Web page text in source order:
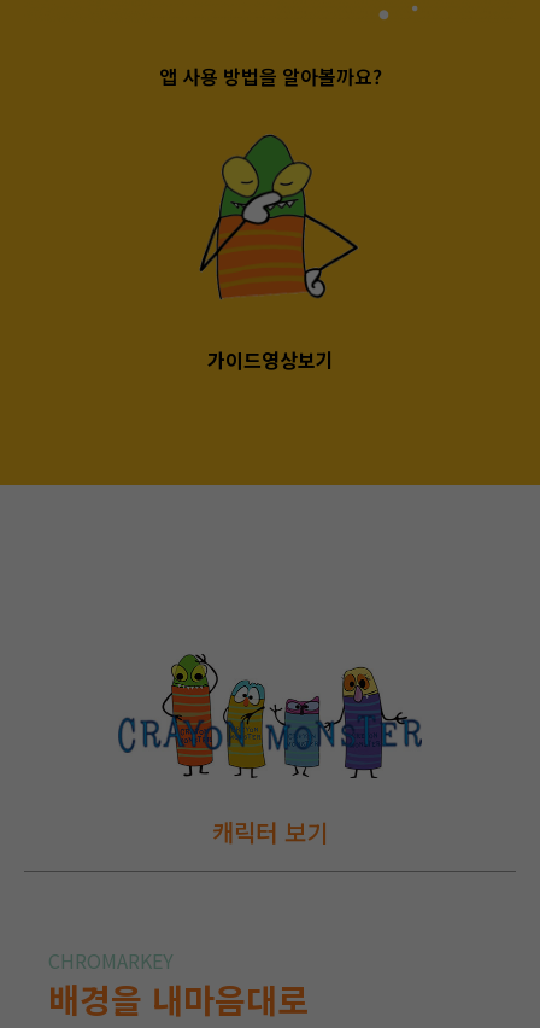
앱 사용 방법을 알아볼까요?
가이드영상보기
캐릭터 보기
CHROMARKEY
배경을 내마음대로